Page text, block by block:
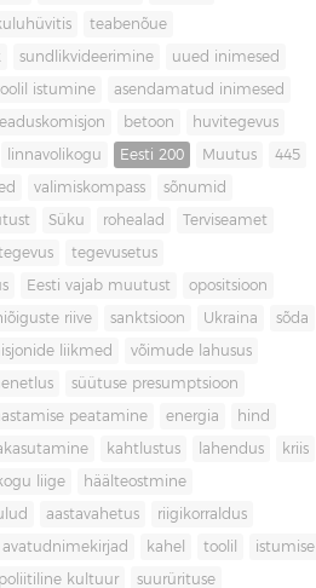
teabenõue
sundlikvideerimine uued inimesed
istumine asendamatud inimesed
betoon huvitegevus
linnavolikogu Eesti 200 Muutus 445
valimiskompass sõnumid
Süku rohealad Terviseamet
tegevusetus
Eesti vajab muutust opositsioon
riive sanktsioon Ukraina sõda
liikmed võimude lahusus
süütuse presumptsioon
peatamine energia hind
kahtlustus lahendus kriis
liige häälteostmine
aastavahetus riigikorraldus
avatudnimekirjad kahel toolil istumise
poliitiline kultuur suurürituse